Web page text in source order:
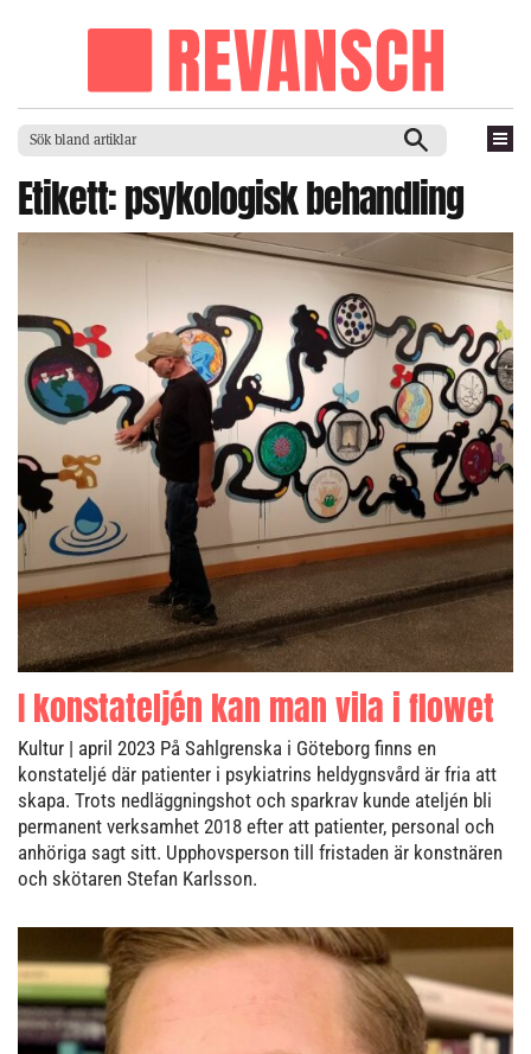
Etikett:psykologisk behandling
I konstateljén kan man vila i flowet
Kultur | april 2023 På Sahlgrenska i Göteborg finns en
konstateljé där patienter i psykiatrins heldygnsvård är fria att
skapa. Trots nedläggningshot och sparkrav kunde ateljén bli
permanent verksamhet 2018 efter att patienter, personal och
anhöriga sagt sitt. Upphovsperson till fristaden är konstnären
och skötaren Stefan Karlsson.